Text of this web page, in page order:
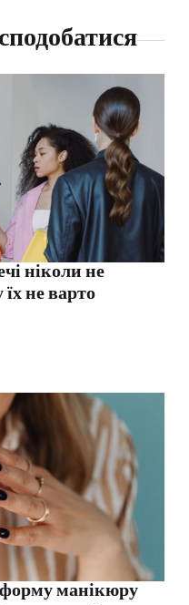
ніколи не
не варто
манікюру